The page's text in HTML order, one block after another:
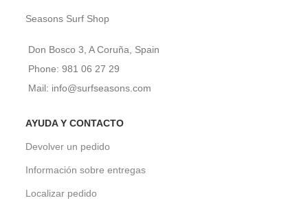
Seasons Surf Shop
Don Bosco 3, A Coruña, Spain
Phone: 981 06 27 29
Mail: info@surfseasons.com
AYUDA Y CONTACTO
Devolver un pedido
Información sobre entregas
Localizar pedido